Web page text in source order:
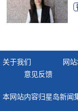
关于我们 网
意见反馈
本网站内容归星岛新闻